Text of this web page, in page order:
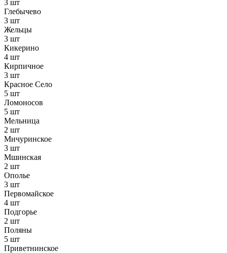
3 шт
Глебычево
3 шт
Жельцы
3 шт
Кикерино
4 шт
Кирпичное
3 шт
Красное Село
5 шт
Ломоносов
5 шт
Мельница
2 шт
Мичуринское
3 шт
Мшинская
2 шт
Ополье
3 шт
Первомайское
4 шт
Подгорье
2 шт
Поляны
5 шт
Приветнинское